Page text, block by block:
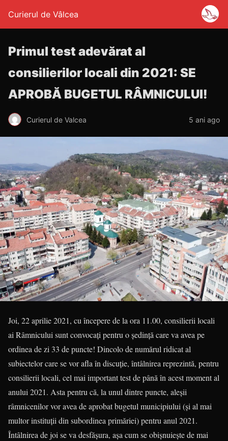
Curierul de Vâlcea
Primul test adevărat al
consilierilor locali din 2021: SE
APROBĂ BUGETUL RÂMNICULUI!
Curierul de Valcea 5 ani ago
Joi, 22 aprilie 2021, cu începere de la ora 11.00, consilierii locali
ai Râmnicului sunt convocați pentru o ședință care va avea pe
ordinea de zi 33 de puncte! Dincolo de numărul ridicat al
subiectelor care se vor afla în discuție, întâlnirea reprezintă, pentru
consilierii locali, cel mai important test de până în acest moment al
anului 2021. Asta pentru că, la unul dintre puncte, aleșii
râmnicenilor vor avea de aprobat bugetul municipiului (și al mai
multor instituții din subordinea primăriei) pentru anul 2021.
Întâlnirea de joi se va desfășura, așa cum se obișnuiește de mai